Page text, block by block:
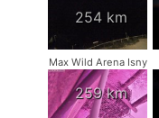
254 km
Max Wild Arena Isny
259 km